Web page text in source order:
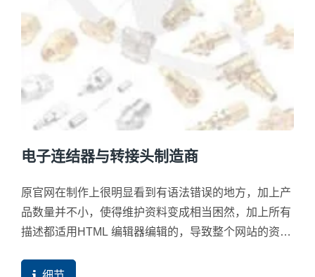
电子连结器与转接头制造商
原官网在制作上很明显看到有语法错误的地方，加上产
品数量并不小，使得维护资料变成相当困然，加上所有
描述都适用HTML 编辑器编辑的，导致整个网站的资料
上的绊脚石。